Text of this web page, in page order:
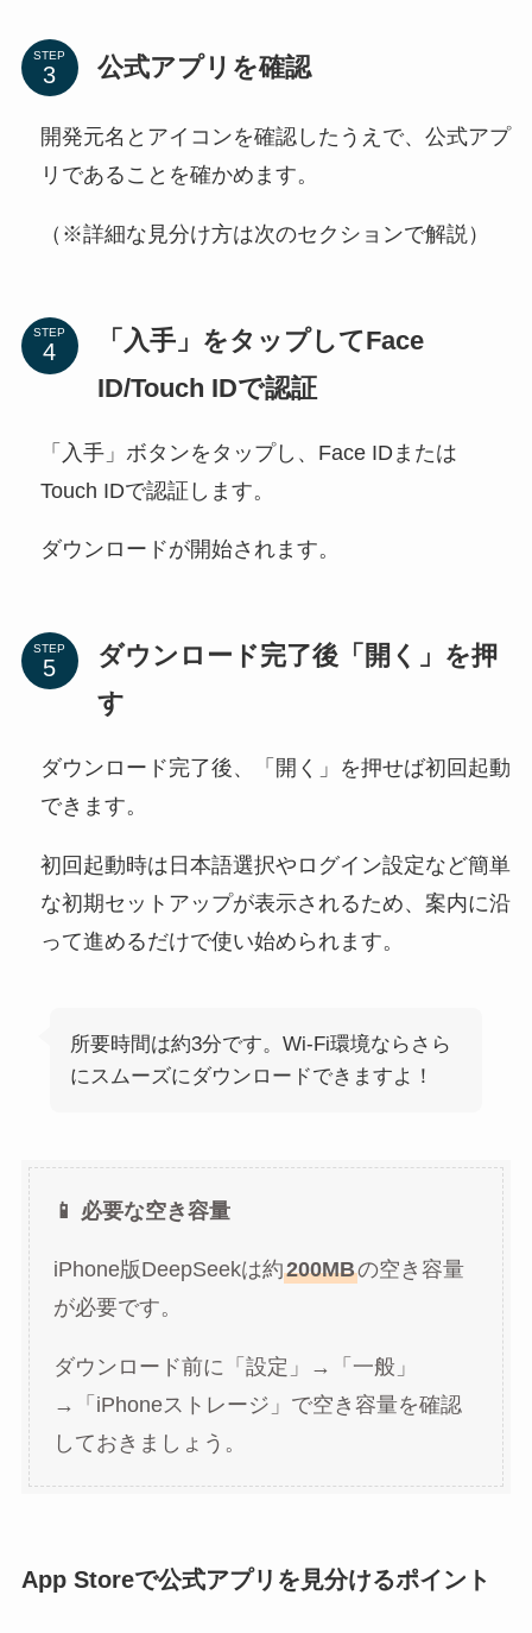
STEP 公式アプリを確認
開発元名とアイコンを確認したうえで、公式アプ
リであることを確かめます。
（※詳細な見分け方は次のセクションで解説）
STEP
「入手」をタップしてFace
ID/Touch IDで認証
「入手」ボタンをタップし、Face IDまたは
Touch IDで認証します。
ダウンロードが開始されます。
STEP
ダウンロード完了後「開く」を押
す
ダウンロード完了後、「開く」を押せば初回起動
できます。
初回起動時は日本語選択やログイン設定など簡単
な初期セットアップが表示されるため、案内に沿
って進めるだけで使い始められます。
所要時間は約3分です。Wi-Fi環境ならさら
にスムーズにダウンロードできますよ！
📱 必要な空き容量
iPhone版DeepSeekは約200MBの空き容量
が必要です。
ダウンロード前に「設定」→「一般」
→「iPhoneストレージ」で空き容量を確認
しておきましょう。
App Storeで公式アプリを見分けるポイント